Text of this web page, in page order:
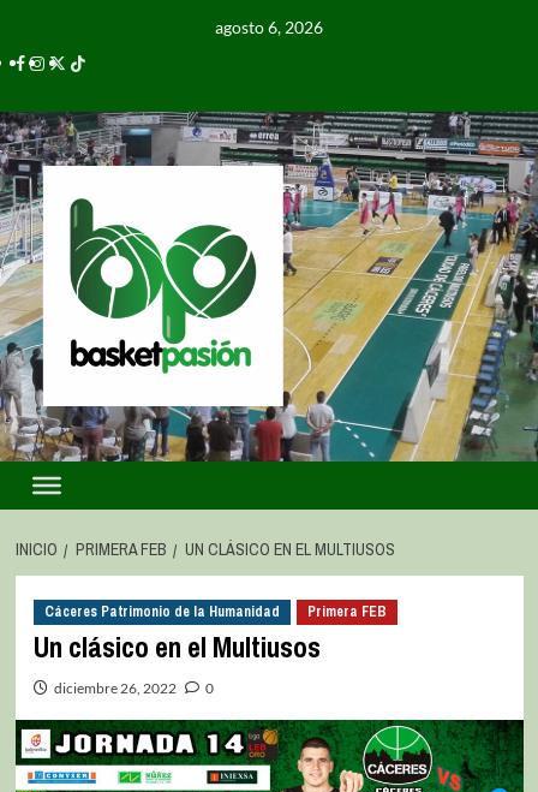
agosto 6, 2026
INICIO PRIMERA FEB UN CLÁSICO EN EL MULTIUSOS
Cáceres Patrimonio de la Humanidad Primera FEB
Un clásico en el Multiusos
diciembre 26, 2022 0